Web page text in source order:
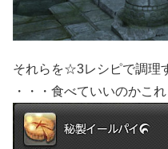
それらを☆3レシピで調理
・・・食べていいのかこれ